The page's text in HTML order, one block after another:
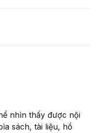
nhìn thấy được nội
sách, tài liệu, hồ